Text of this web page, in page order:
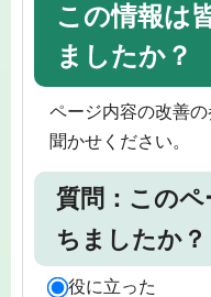
この情報は
ましたか？
ページ内容の改善
聞かせください。
質問：この
ちましたか？
役に立った